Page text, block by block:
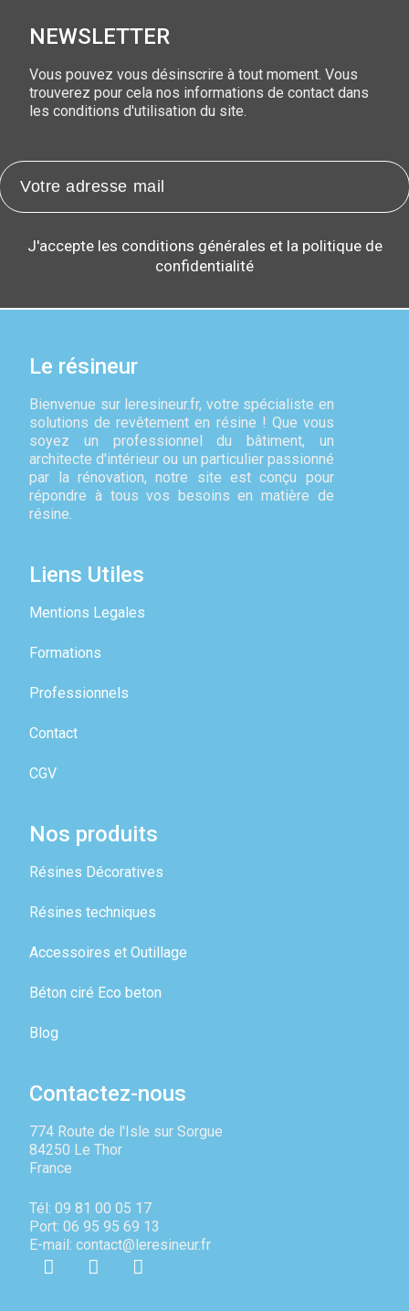
NEWSLETTER
Vous pouvez vous désinscrire à tout moment. Vous
trouverez pour cela nos informations de contact dans
les conditions d'utilisation du site.
J'accepte les conditions générales et la politique de
confidentialité
Le résineur
Bienvenue sur leresineur.fr, votre spécialiste en
solutions de revêtement en résine ! Que vous
soyez un professionnel du bâtiment, un
architecte d'intérieur ou un particulier passionné
par la rénovation, notre site est conçu pour
répondre à tous vos besoins en matière de
résine.
Liens Utiles
Mentions Legales
Formations
Professionnels
Contact
CGV
Nos produits
Résines Décoratives
Résines techniques
Accessoires et Outillage
Béton ciré Eco beton
Blog
Contactez-nous
774 Route de l'Isle sur Sorgue
84250 Le Thor
France
Tél: 09 81 00 05 17
Port: 06 95 95 69 13
E-mail: contact@leresineur.fr